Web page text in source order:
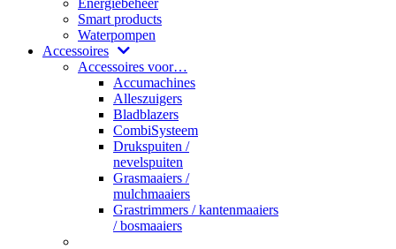
Energiebeheer
Smart products
Waterpompen
Accessoires
Accessoires voor…
Accumachines
Alleszuigers
Bladblazers
CombiSysteem
Drukspuiten /
nevelspuiten
Grasmaaiers /
mulchmaaiers
Grastrimmers / kantenmaaiers
/ bosmaaiers